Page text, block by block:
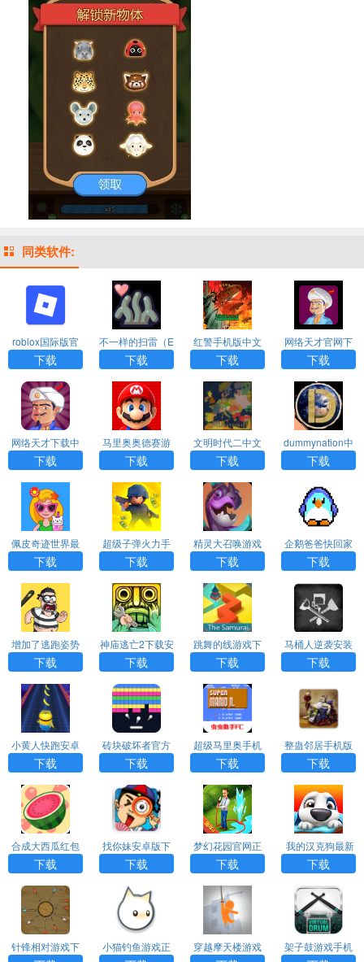
同类软件:
roblox国际版官
网版入口
下载
不一样的扫雷（E
roTrapSweepe
r）
下载
红警手机版中文
下载
下载
网络天才官网下
载安装
下载
网络天才下载中
文版
下载
马里奥奥德赛游
戏手机版中文
下载
文明时代二中文
版
下载
dummynation中
文版免费下载
下载
佩皮奇迹世界最
新版完整版下载
下载
超级子弹火力手
游下载
下载
精灵大召唤游戏
下载
下载
企鹅爸爸快回家
安卓版下载
下载
增加了逃跑姿势
游戏下载
下载
神庙逃亡2下载安
装
下载
跳舞的线游戏下
载安装
下载
马桶人逆袭安装
最新版
下载
小黄人快跑安卓
下载
下载
砖块破坏者官方
下载中文版
下载
超级马里奥手机
版安装
下载
整蛊邻居手机版
下载安装
下载
合成大西瓜红包
版官方正版
下载
找你妹安卓版下
载
下载
梦幻花园官网正
版下载
下载
我的汉克狗最新
版下载
下载
针锋相对游戏下
小猫钓鱼游戏正
穿越摩天楼游戏
架子鼓游戏手机